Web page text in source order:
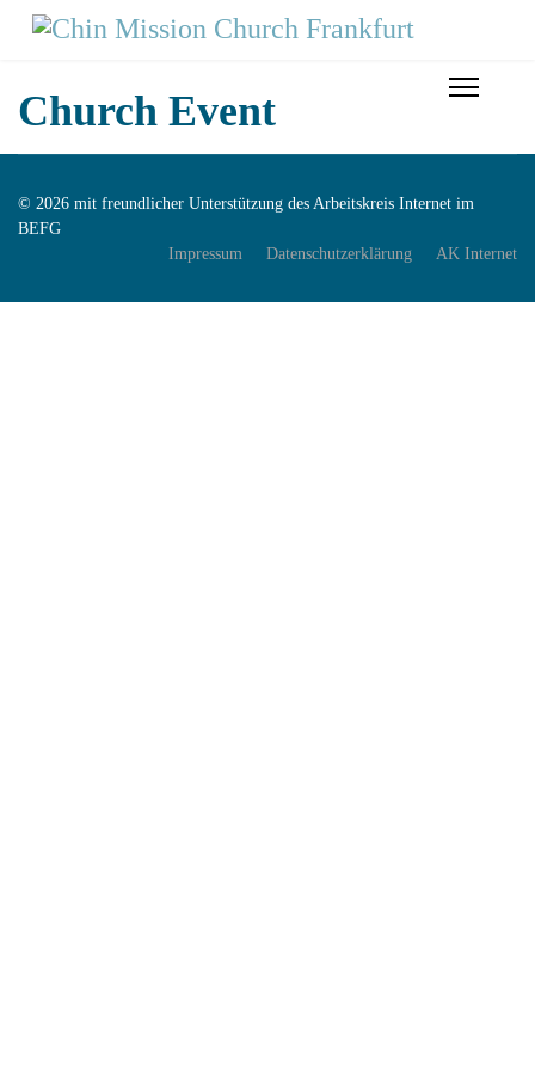
Church Event
© 2026 mit freundlicher Unterstützung des Arbeitskreis Internet im
BEFG
Impressum
Datenschutzerklärung AK Internet